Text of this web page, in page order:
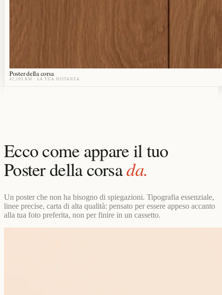
Poster della corsa
42,195 KM · LA TUA DISTANZA
Ecco come appare il tuo
Poster della corsada.
Un poster che non ha bisogno di spiegazioni. Tipografia essenziale,
linee precise, carta di alta qualità: pensato per essere appeso accanto
alla tua foto preferita, non per finire in un cassetto.